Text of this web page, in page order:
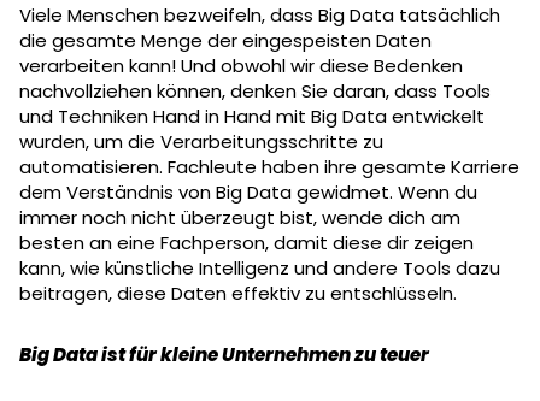
Viele Menschen bezweifeln, dass Big Data tatsächlich
die gesamte Menge der eingespeisten Daten
verarbeiten kann! Und obwohl wir diese Bedenken
nachvollziehen können, denken Sie daran, dass Tools
und Techniken Hand in Hand mit Big Data entwickelt
wurden, um die Verarbeitungsschritte zu
automatisieren. Fachleute haben ihre gesamte Karriere
dem Verständnis von Big Data gewidmet. Wenn du
immer noch nicht überzeugt bist, wende dich am
besten an eine Fachperson, damit diese dir zeigen
kann, wie künstliche Intelligenz und andere Tools dazu
beitragen, diese Daten effektiv zu entschlüsseln.
Big Data ist für kleine Unternehmen zu teuer